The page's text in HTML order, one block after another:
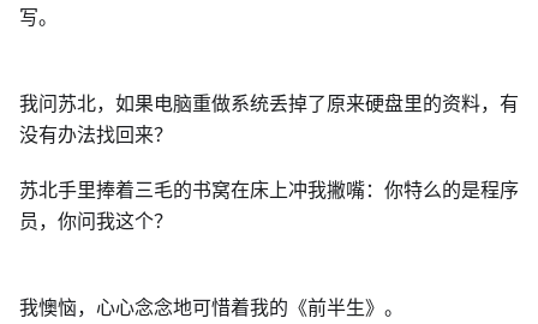
写。
我问苏北，如果电脑重做系统丢掉了原来硬盘里的资料，有
没有办法找回来？
苏北手里捧着三毛的书窝在床上冲我撇嘴：你特么的是程序
员，你问我这个？
我懊恼，心心念念地可惜着我的《前半生》。